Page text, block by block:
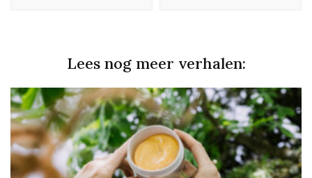
Lees nog meer verhalen: